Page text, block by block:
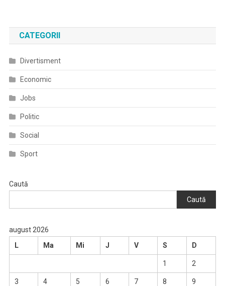
CATEGORII
Divertisment
Economic
Jobs
Politic
Social
Sport
Caută
Caută
august 2026
L
Ma Mi J V S D
1 2
3 4 5 6 7 8 9